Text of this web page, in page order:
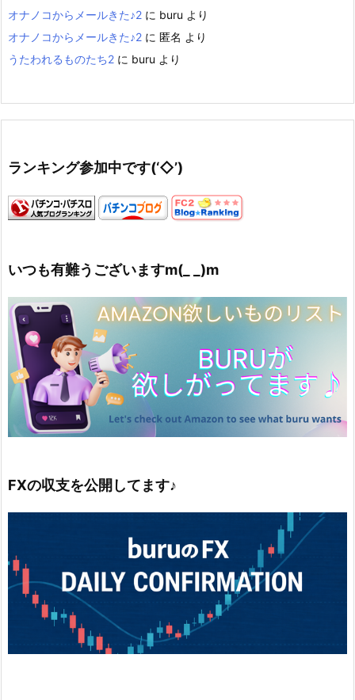
オナノコからメールきた♪2 に buru より
オナノコからメールきた♪2 に 匿名 より
うたわれるものたち2 に buru より
ランキング参加中です(‘◇’)ゞ
いつも有難うございますm(_ _)m
FXの収支を公開してます♪